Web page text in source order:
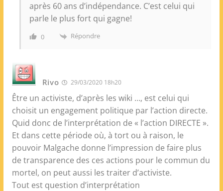
après 60 ans d’indépendance. C’est celui qui
parle le plus fort qui gagne!
0 Répondre
Rivo 29/03/2020 18h20
Être un activiste, d’après les wiki …, est celui qui
choisit un engagement politique par l’action directe.
Quid donc de l’interprétation de « l’action DIRECTE ».
Et dans cette période où, à tort ou à raison, le
pouvoir Malgache donne l’impression de faire plus
de transparence des ces actions pour le commun du
mortel, on peut aussi les traiter d’activiste.
Tout est question d’interprétation